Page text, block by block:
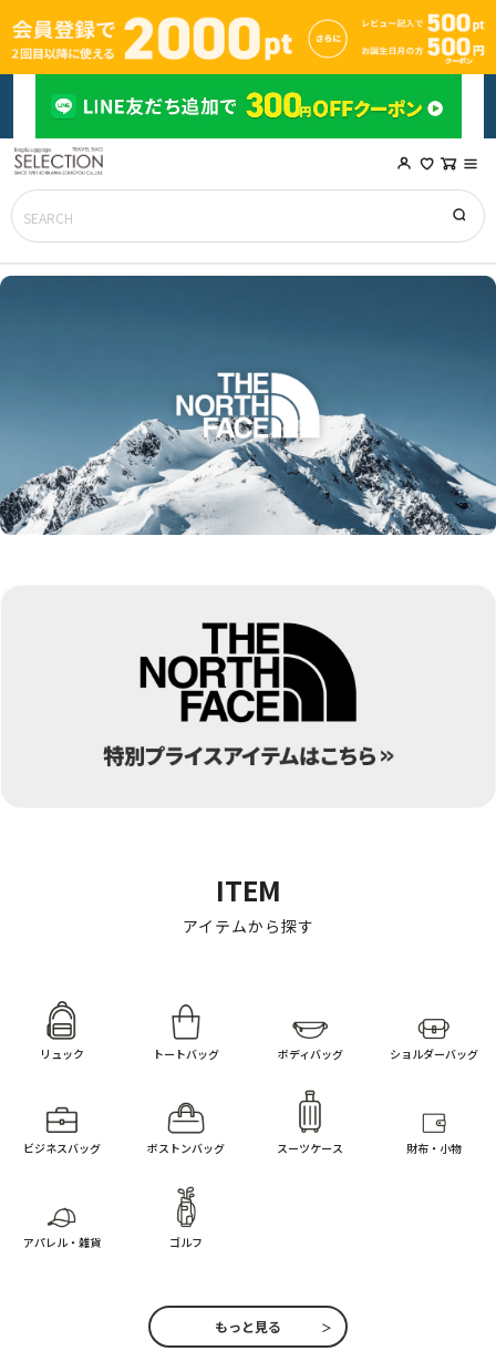
ITEM
アイテムから探す
リュック トートバッグ ボディバッグ ショルダーバッグ
ビジネスバッグ ボストンバッグ スーツケース 財布・小物
アパレル・雑貨 ゴルフ
もっと見る